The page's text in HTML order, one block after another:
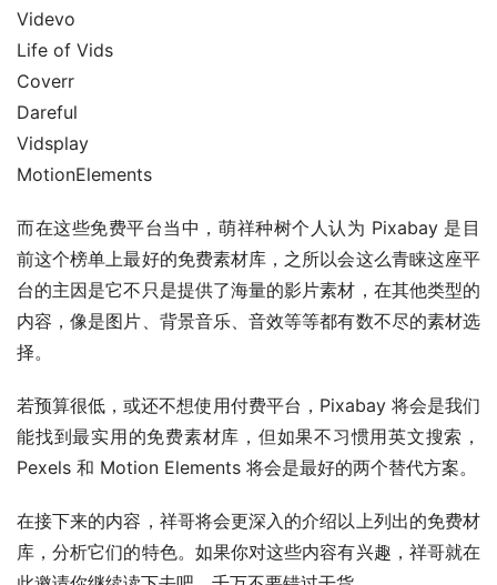
Videvo
Life of Vids
Coverr
Dareful
Vidsplay
MotionElements
而在这些免费平台当中，萌祥种树个人认为 Pixabay 是目
前这个榜单上最好的免费素材库，之所以会这么青睐这座平
台的主因是它不只是提供了海量的影片素材，在其他类型的
内容，像是图片、背景音乐、音效等等都有数不尽的素材选
择。
若预算很低，或还不想使用付费平台，Pixabay 将会是我们
能找到最实用的免费素材库，但如果不习惯用英文搜索，
Pexels 和 Motion Elements 将会是最好的两个替代方案。
在接下来的内容，祥哥将会更深入的介绍以上列出的免费材
库，分析它们的特色。如果你对这些内容有兴趣，祥哥就在